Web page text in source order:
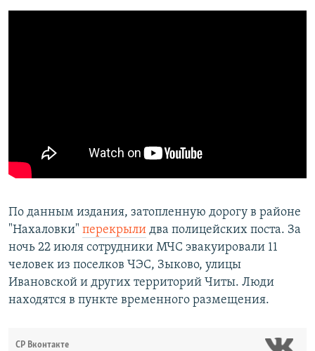
По данным издания, затопленную дорогу в районе
"Нахаловки" перекрыли два полицейских поста. За
ночь 22 июля сотрудники МЧС эвакуировали 11
человек из поселков ЧЭС, Зыково, улицы
Ивановской и других территорий Читы. Люди
находятся в пункте временного размещения.
СР Вконтакте